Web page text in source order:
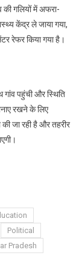
गलियों में अफरा-
केंद्र ले जाया गया,
रेफर किया गया है।
गांव पहुंची और स्थिति
रखने के लिए
जा रही है और तहरीर
Political
Pradesh